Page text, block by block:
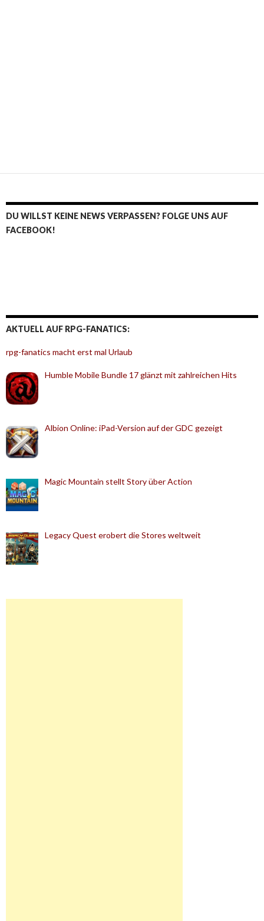
DU WILLST KEINE NEWS VERPASSEN? FOLGE UNS AUF
FACEBOOK!
AKTUELL AUF RPG-FANATICS:
rpg-fanatics macht erst mal Urlaub
Humble Mobile Bundle 17 glänzt mit zahlreichen Hits
Albion Online: iPad-Version auf der GDC gezeigt
Magic Mountain stellt Story über Action
Legacy Quest erobert die Stores weltweit